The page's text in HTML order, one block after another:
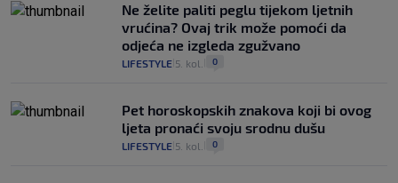
Ne želite paliti peglu tijekom ljetnih
vrućina? Ovaj trik može pomoći da
odjeća ne izgleda zgužvano
LIFESTYLE 5. kol. 0
Pet horoskopskih znakova koji bi ovog
ljeta pronaći svoju srodnu dušu
LIFESTYLE 5. kol. 0